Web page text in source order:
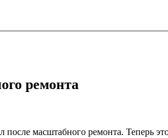
ремонта
масштабного ремонта. Теперь